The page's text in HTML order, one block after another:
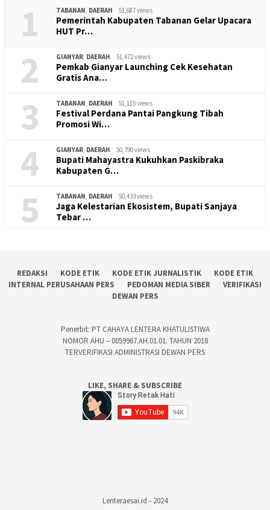
1 TABANAN, DAERAH 51,687 views
Pemerintah Kabupaten Tabanan Gelar Upacara
HUT Pr…
2 GIANYAR, DAERAH 51,472 views
Pemkab Gianyar Launching Cek Kesehatan
Gratis Ana…
3 TABANAN, DAERAH 51,115 views
Festival Perdana Pantai Pangkung Tibah
Promosi Wi…
4 GIANYAR, DAERAH 50,790 views
Bupati Mahayastra Kukuhkan Paskibraka
Kabupaten G…
5 TABANAN, DAERAH 50,433 views
Jaga Kelestarian Ekosistem, Bupati Sanjaya
Tebar …
REDAKSI KODE ETIK KODE ETIK JURNALISTIK
KODE ETIK
INTERNAL PERUSAHAAN PERS
PEDOMAN MEDIA SIBER
VERIFIKASI
DEWAN PERS
Penerbit: PT CAHAYA LENTERA KHATULISTIWA
NOMOR AHU – 0059967.AH.01.01. TAHUN 2018
TERVERIFIKASI ADMINISTRASI DEWAN PERS
LIKE, SHARE & SUBSCRIBE
Lenteraesai.id - 2024